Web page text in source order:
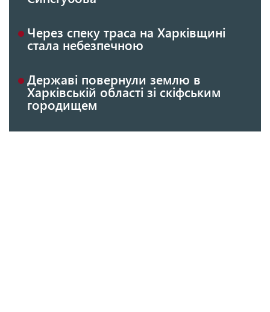
Через спеку траса на Харківщині
стала небезпечною
Державі повернули землю в
Харківській області зі скіфським
городищем